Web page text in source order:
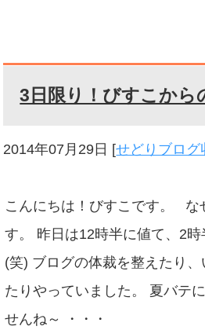
3日限り！びすこから
2014年07月29日 [せどりブログ
こんにちは！びすこです。 な
す。 昨日は12時半に値て、2
(笑) ブログの体裁を整えたり
たりやっていました。 夏バテ
せんね～ ・・・